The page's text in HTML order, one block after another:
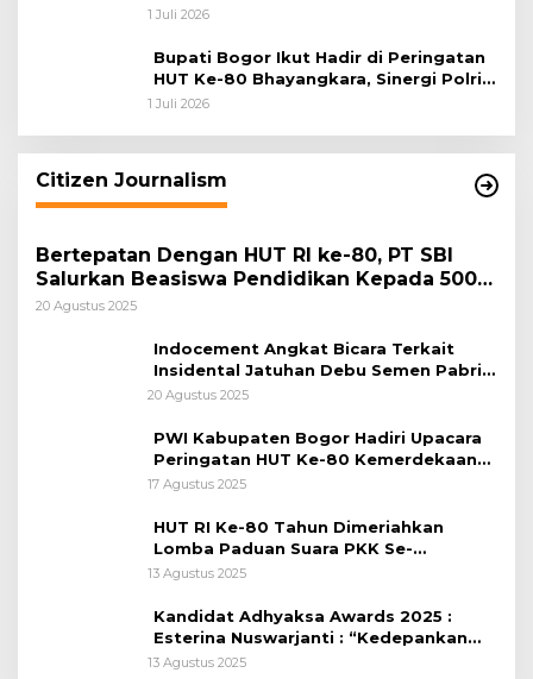
Pengabdian dan Pererat Kebersamaan
1 Juli 2026
Bupati Bogor Ikut Hadir di Peringatan
HUT Ke-80 Bhayangkara, Sinergi Polri
dan Pemkab Bogor Jadi Kunci Menjaga
1 Juli 2026
Citizen Journalism
Bertepatan Dengan HUT RI ke-80, PT SBI
Salurkan Beasiswa Pendidikan Kepada 500
Pelajar
20 Agustus 2025
Indocement Angkat Bicara Terkait
Insidental Jatuhan Debu Semen Pabrik
Citeureup
20 Agustus 2025
PWI Kabupaten Bogor Hadiri Upacara
Peringatan HUT Ke-80 Kemerdekaan
RI, di Lapangan Tegar Beriman
17 Agustus 2025
HUT RI Ke-80 Tahun Dimeriahkan
Lomba Paduan Suara PKK Se-
Kabupaten Bogor
13 Agustus 2025
Kandidat Adhyaksa Awards 2025 :
Esterina Nuswarjanti : “Kedepankan
Keadilan Restoratif Wujudkan
13 Agustus 2025